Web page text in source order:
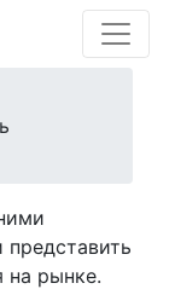
на рынке.